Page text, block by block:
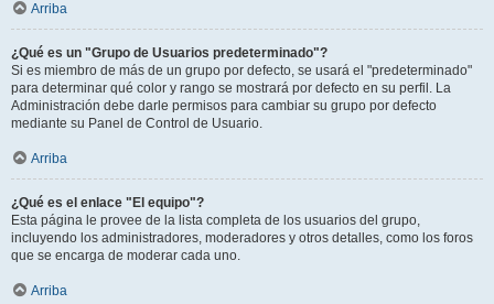
Arriba
¿Qué es un "Grupo de Usuarios predeterminado"?
Si es miembro de más de un grupo por defecto, se usará el "predeterminado"
para determinar qué color y rango se mostrará por defecto en su perfil. La
Administración debe darle permisos para cambiar su grupo por defecto
mediante su Panel de Control de Usuario.
Arriba
¿Qué es el enlace "El equipo"?
Esta página le provee de la lista completa de los usuarios del grupo,
incluyendo los administradores, moderadores y otros detalles, como los foros
que se encarga de moderar cada uno.
Arriba